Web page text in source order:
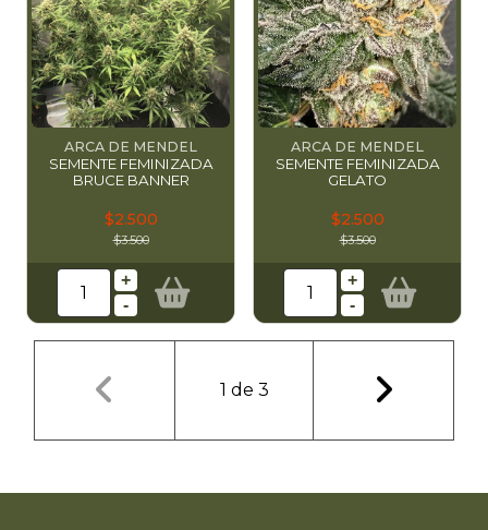
ARCA DE MENDEL
SEMENTE FEMINIZADA
BRUCE BANNER
$2.500
$3.500
+
-
ARCA DE MENDEL
SEMENTE FEMINIZADA
GELATO
$2.500
$3.500
+
-
1 de 3